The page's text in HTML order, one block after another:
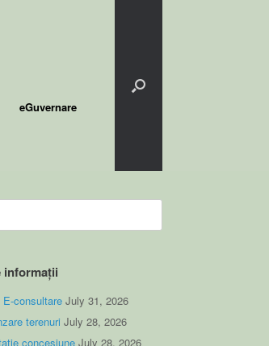
eGuvernare
informații
consultare July 31, 2026
terenuri July 28, 2026
concesiune July 28, 2026